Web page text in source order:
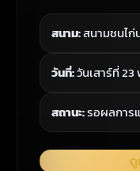
สนาม:สนามชนไก่
วันที่:วันเสาร์ที่
สถานะ:รอผลการ